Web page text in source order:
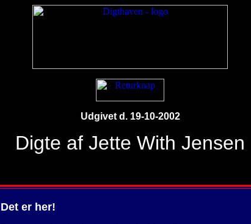
Udgivet d. 19-10-2002
Digte af Jette With Jensen
Det er her!